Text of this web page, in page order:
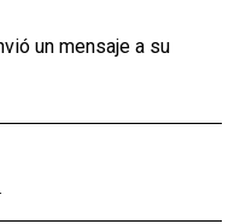
un mensaje a su